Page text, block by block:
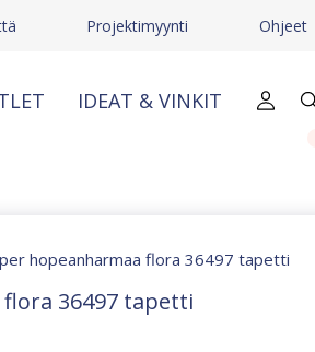
Projektimyynti Ohjeet
IDEAT & VINKIT
hopeanharmaa flora 36497 tapetti
36497 tapetti